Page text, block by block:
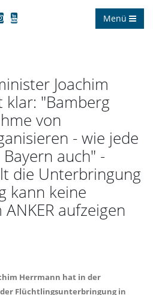
Menü
Joachim
"Bamberg
von
- wie jede
auch" -
die Unterbringung
kann keine
aufzeigen
Herrmann hat in der
Flüchtlingsunterbringung in